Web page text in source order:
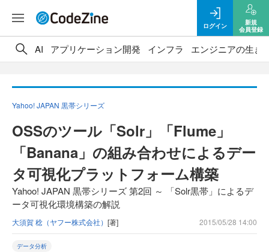
ログイン
新規
会員登録
AI アプリケーション開発 インフラ エンジニアの生き
Yahoo! JAPAN 黒帯シリーズ
OSSのツール「Solr」「Flume」
「Banana」の組み合わせによるデー
タ可視化プラットフォーム構築
Yahoo! JAPAN 黒帯シリーズ 第2回 ～ 「Solr黒帯」によるデ
ータ可視化環境構築の解説
大須賀 稔（ヤフー株式会社） [著] 2015/05/28 14:00
データ分析